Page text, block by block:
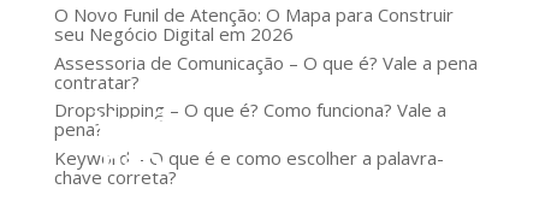
O Novo Funil de Atenção: O Mapa para Construir
seu Negócio Digital em 2026
Assessoria de Comunicação – O que é? Vale a pena
contratar?
Dropshipping – O que é? Como funciona? Vale a
pena?
Keyword – O que é e como escolher a palavra-
chave correta?
Você
não